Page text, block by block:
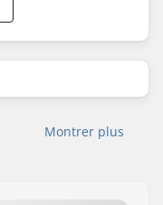
Montrer plus